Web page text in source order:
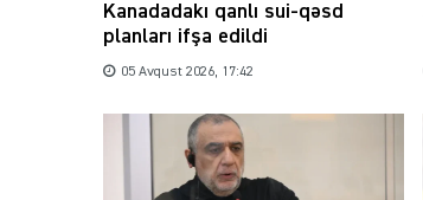
Kanadadakı qanlı sui-qəsd
planları ifşa edildi
05 Avqust 2026, 17:42